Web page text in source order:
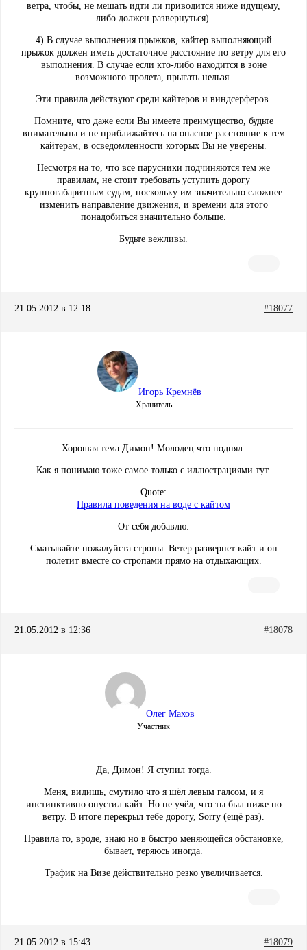
ветра, чтобы, не мешать идти ли приводится ниже идущему,
либо должен развернуться).
4) В случае выполнения прыжков, кайтер выполняющий
прыжок должен иметь достаточное расстояние по ветру для его
выполнения. В случае если кто-либо находится в зоне
возможного пролета, прыгать нельзя.
Эти правила действуют среди кайтеров и виндсерферов.
Помните, что даже если Вы имеете преимущество, будьте
внимательны и не приближайтесь на опасное расстояние к тем
кайтерам, в осведомленности которых Вы не уверены.
Несмотря на то, что все парусники подчиняются тем же
правилам, не стоит требовать уступить дорогу
крупногабаритным судам, поскольку им значительно сложнее
изменить направление движения, и времени для этого
понадобиться значительно больше.
Будьте вежливы.
21.05.2012 в 12:18 #18077
Игорь Кремнёв
Хранитель
Хорошая тема Димон! Молодец что поднял.
Как я понимаю тоже самое только с иллюстрациями тут.
Quote:
Правила поведения на воде с кайтом
От себя добавлю:
Сматывайте пожалуйста стропы. Ветер развернет кайт и он
полетит вместе со стропами прямо на отдыхающих.
21.05.2012 в 12:36 #18078
Олег Махов
Участник
Да, Димон! Я ступил тогда.
Меня, видишь, смутило что я шёл левым галсом, и я
инстинктивно опустил кайт. Но не учёл, что ты был ниже по
ветру. В итоге перекрыл тебе дорогу, Sorry (ещё раз).
Правила то, вроде, знаю но в быстро меняющейся обстановке,
бывает, теряюсь иногда.
Трафик на Визе действительно резко увеличивается.
21.05.2012 в 15:43 #18079